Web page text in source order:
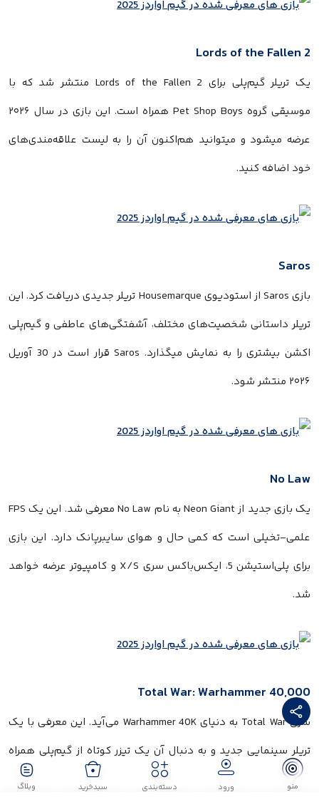
منو ورود دسته‌بندی سبدخرید وبلاگ
Lords of the Fallen 2
یک تریلر گیم‌پلی برای Lords of the Fallen 2 منتشر شد که با
موسیقی گروه Pet Shop Boys همراه است. این بازی در سال ۲۰۲۶
عرضه میشود و میتوانید هم‌اکنون آن را به لیست علاقه‌مندی‌های
خود اضافه کنید.
Saros
بازی Saros از استودیوی Housemarque تریلر جدیدی دریافت کرد. این
تریلر داستانی شخصیت‌های مختلف، آشفتگی‌های عاطفی و گیم‌پلی
اکشن بیشتری را به نمایش میگذارد. Saros قرار است در 30 آوریل
۲۰۲۶ منتشر شود.
No Law
یک بازی جدید از Neon Giant به نام No Law معرفی شد. این یک FPS
علمی-تخیلی است که کمی حال و هوای سایبرپانک دارد. این بازی
برای پلی‌استیشن 5، ایکس‌باکس سری X/S و کامپیوتر عرضه خواهد
شد.
Total War: Warhammer 40,000
سری Total War به دنیای Warhammer 40K می‌آید. این معرفی با یک
تریلر سینمایی جدید و به دنبال آن یک تیزر کوتاه از گیم‌پلی همراه
بود. تاریخ انتشاری اعلام نشده است، اما بازی برای کامپیوتر،